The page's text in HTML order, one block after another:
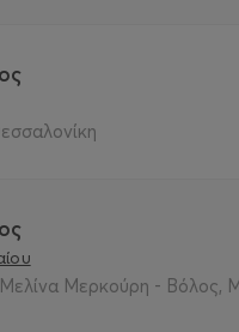
Μερκούρη - Βόλος,